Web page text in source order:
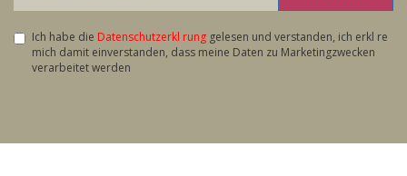
Ich habe die Datenschutzerkl rung gelesen und verstanden, ich erkl re
mich damit einverstanden, dass meine Daten zu Marketingzwecken
verarbeitet werden